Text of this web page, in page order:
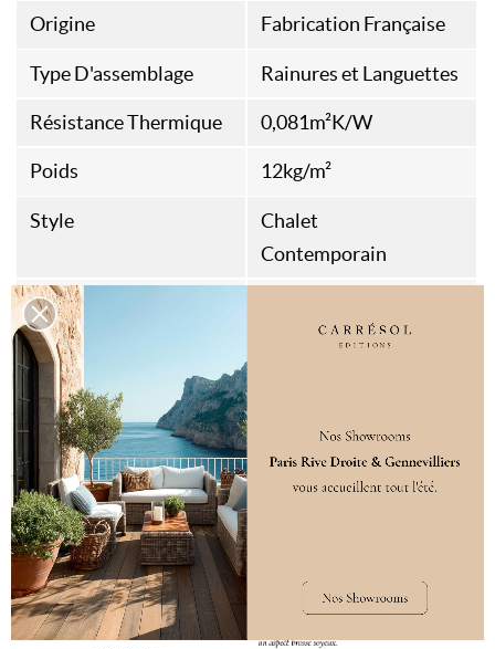
Origine Fabrication Française
Type D'assemblage Rainures et Languettes
Résistance Thermique 0,081m²K/W
Poids 12kg/m²
Style
Chalet
Contemporain
Destination
Spécificités
Compatible sol
DÉCLINAISONS